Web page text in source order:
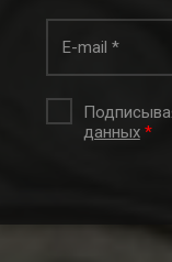
данных *